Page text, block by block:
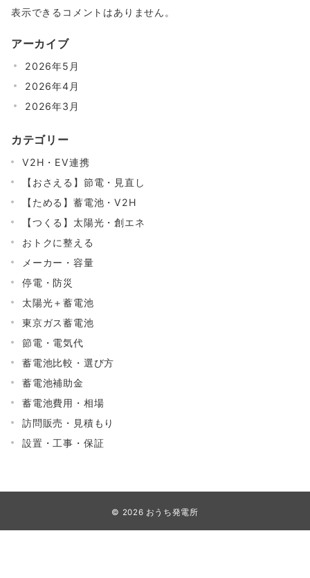
表示できるコメントはありません。
アーカイブ
2026年5月
2026年4月
2026年3月
カテゴリー
V2H・EV連携
【おさえる】節電・見直し
【ためる】蓄電池・V2H
【つくる】太陽光・創エネ
おトクに整える
メーカー・容量
停電・防災
太陽光＋蓄電池
東京ガス蓄電池
節電・電気代
蓄電池比較・選び方
蓄電池補助金
蓄電池費用・相場
訪問販売・見積もり
設置・工事・保証
© 2026 おうち発電所